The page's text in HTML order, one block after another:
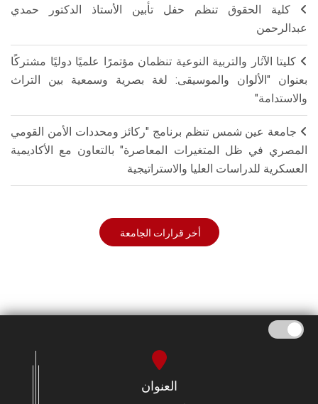
كلية الحقوق تنظم حفل تأبين الأستاذ الدكتور حمدي
عبدالرحمن
كليتا الآثار والتربية النوعية تنظمان مؤتمرًا علميًا دوليًا مشتركًا
بعنوان "الألوان والموسيقى: لغة بصرية وسمعية بين التراث
والاستدامة"
جامعة عين شمس تنظم برنامج "ركائز ومحددات الأمن القومي
المصري في ظل المتغيرات المعاصرة" بالتعاون مع الأكاديمية
العسكرية للدراسات العليا والاستراتيجية
أخر قرارات الجامعة
العنوان